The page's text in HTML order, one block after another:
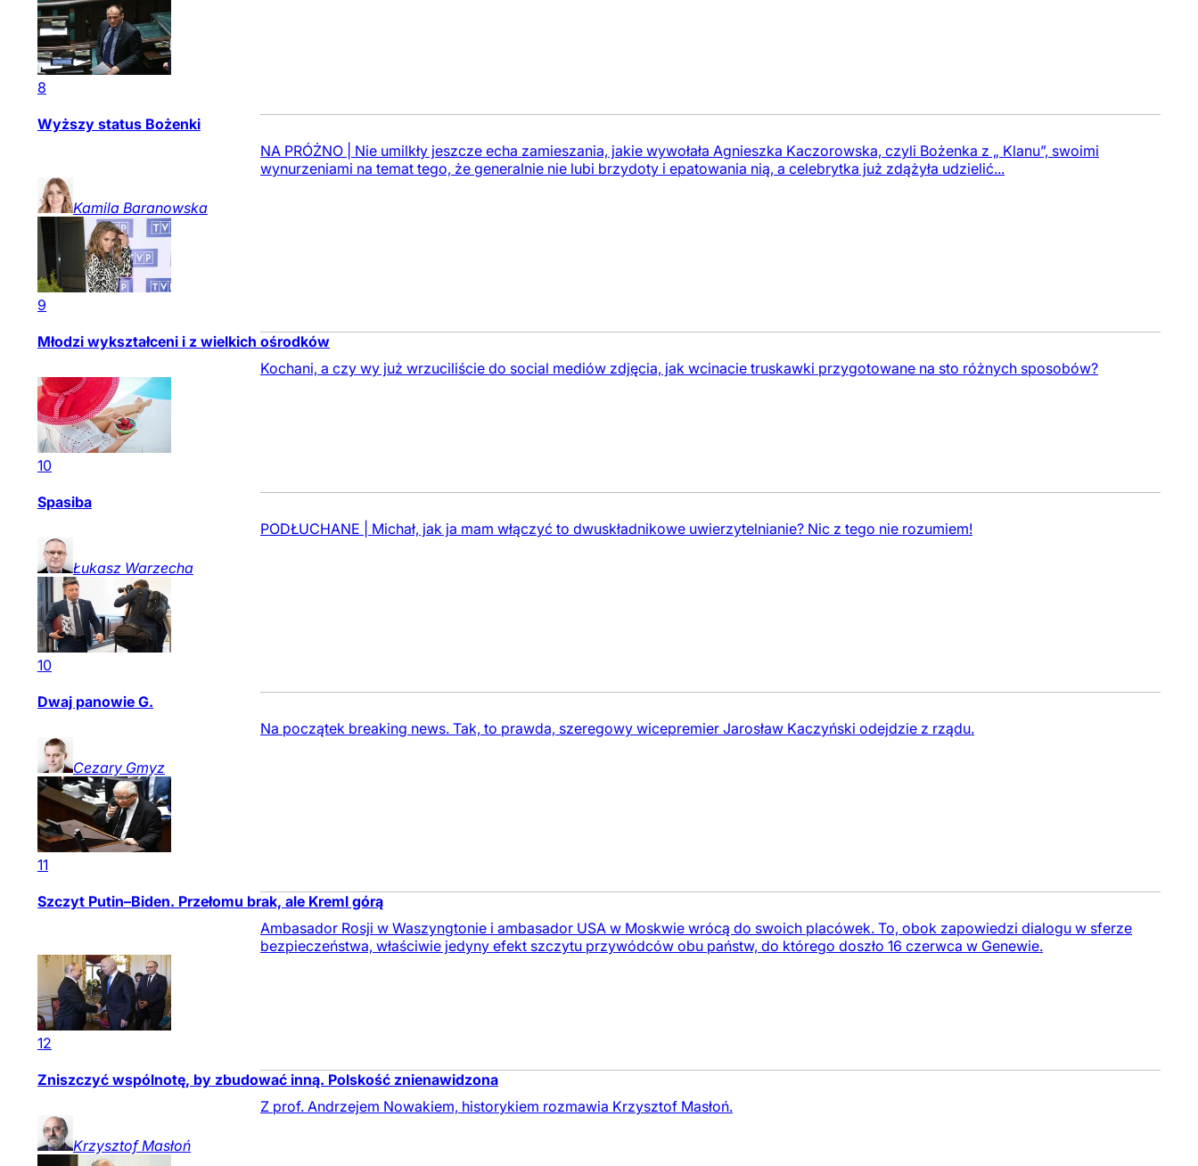
8
Wyższy status Bożenki
NA PRÓŻNO | Nie umilkły jeszcze echa zamieszania, jakie wywołała Agnieszka Kaczorowska, czyli Bożenka z „ Klanu”, swoimi
wynurzeniami na temat tego, że generalnie nie lubi brzydoty i epatowania nią, a celebrytka już zdążyła udzielić...
Kamila Baranowska
9
Młodzi wykształceni i z wielkich ośrodków
Kochani, a czy wy już wrzuciliście do social mediów zdjęcia, jak wcinacie truskawki przygotowane na sto różnych sposobów?
10
Spasiba
PODŁUCHANE | Michał, jak ja mam włączyć to dwuskładnikowe uwierzytelnianie? Nic z tego nie rozumiem!
Łukasz Warzecha
10
Dwaj panowie G.
Na początek breaking news. Tak, to prawda, szeregowy wicepremier Jarosław Kaczyński odejdzie z rządu.
Cezary Gmyz
11
Szczyt Putin–Biden. Przełomu brak, ale Kreml górą
Ambasador Rosji w Waszyngtonie i ambasador USA w Moskwie wrócą do swoich placówek. To, obok zapowiedzi dialogu w sferze
bezpieczeństwa, właściwie jedyny efekt szczytu przywódców obu państw, do którego doszło 16 czerwca w Genewie.
12
Zniszczyć wspólnotę, by zbudować inną. Polskość znienawidzona
Z prof. Andrzejem Nowakiem, historykiem rozmawia Krzysztof Masłoń.
Krzysztof Masłoń